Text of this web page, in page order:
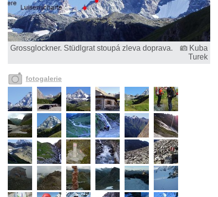
Grossglockner. Stüdlgrat stoupá zleva doprava.
Kuba
Turek
fotogalerie